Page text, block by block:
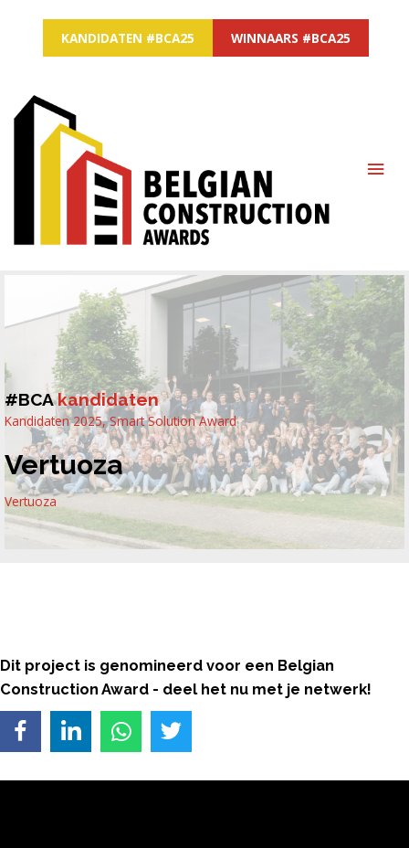
KANDIDATEN #BCA25 WINNAARS #BCA25
#BCA kandidaten
Kandidaten 2025,Smart Solution Award
Vertuoza
Vertuoza
Dit project is genomineerd voor een Belgian
Construction Award - deel het nu met je netwerk!